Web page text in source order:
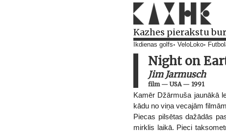
Kazhes pierakstu
Ikdienas golfs VeloLoko
Night on
Jim Jarmusch
film— USA— 1991
Kamēr Džārmuša jaunākā
kādu no viņa vecajām
Piecas pilsētas dažādās
mirklis laikā. Pieci